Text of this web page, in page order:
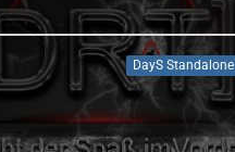
DayS Standalone